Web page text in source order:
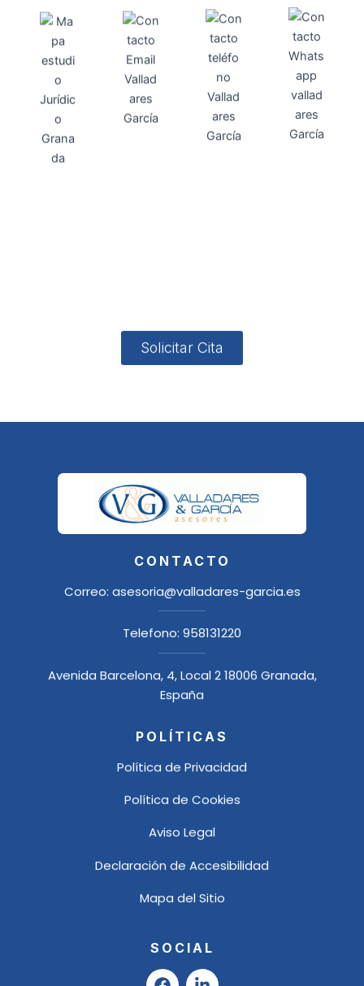
Solicitar Cita
CONTACTO
Correo: asesoria@valladares-garcia.es
Telefono: 958131220
Avenida Barcelona, 4, Local 2 18006 Granada,
España
POLÍTICAS
Política de Privacidad
Política de Cookies
Aviso Legal
Declaración de Accesibilidad
Mapa del Sitio
SOCIAL
F
L